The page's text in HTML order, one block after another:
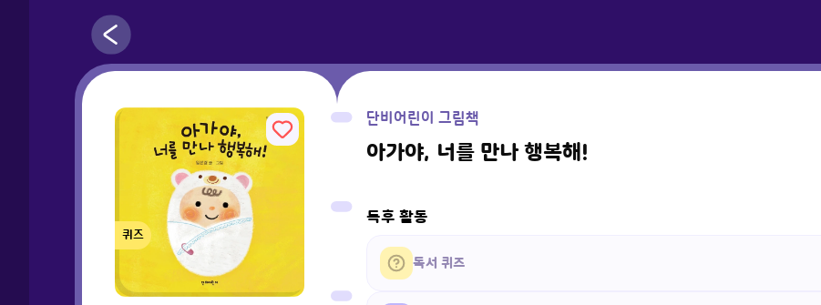
퀴즈
단비어린이 그림책
아가야, 너를 만나 행복해!
독후 활동
독서 퀴즈